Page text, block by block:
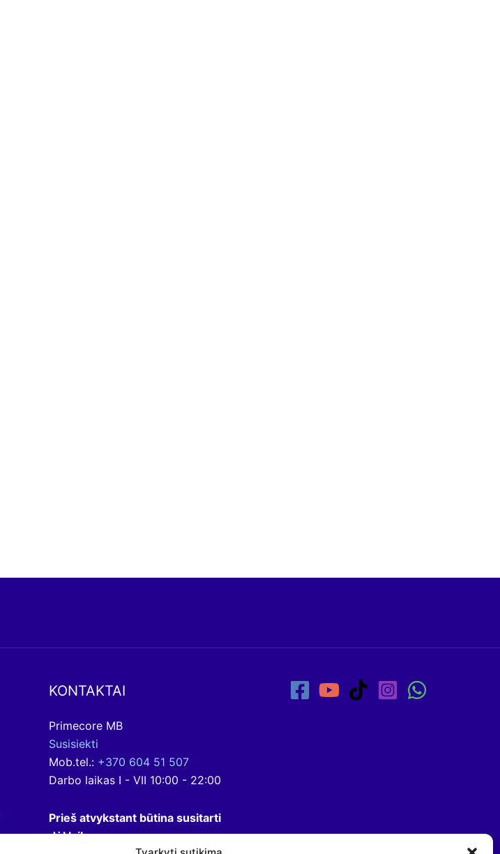
KONTAKTAI
Primecore MB
Susisiekti
Mob.tel.: +370 604 51 507
Darbo laikas I - VII 10:00 - 22:00
Prieš atvykstant būtina susitarti
dėl laiko.